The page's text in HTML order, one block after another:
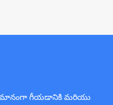
గీయడానికి మరియు